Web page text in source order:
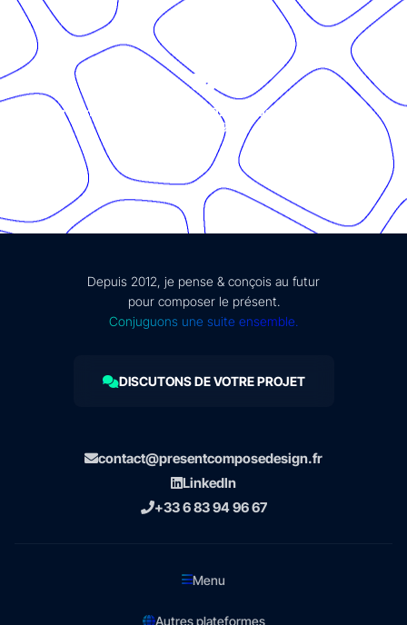
© Présent Composé design - 2024 - Tous droits réservés -
mentions légales
Depuis 2012, je pense & conçois au futur
pour composer le présent.
Conjuguons une suite ensemble.
DISCUTONS DE VOTRE PROJET
contact@presentcomposedesign.fr
LinkedIn
+33 6 83 94 96 67
Menu
Autres plateformes